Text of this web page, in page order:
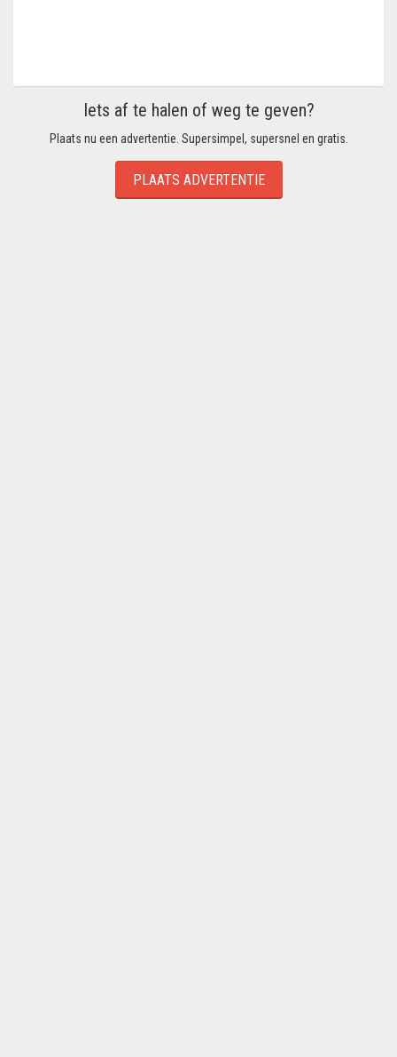
Iets af te halen of weg te geven?
Plaats nu een advertentie. Supersimpel, supersnel en gratis.
PLAATS ADVERTENTIE